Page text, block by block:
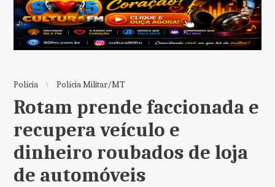
Polícia Polícia Militar/MT
Rotam prende faccionada e
recupera veículo e
dinheiro roubados de loja
de automóveis